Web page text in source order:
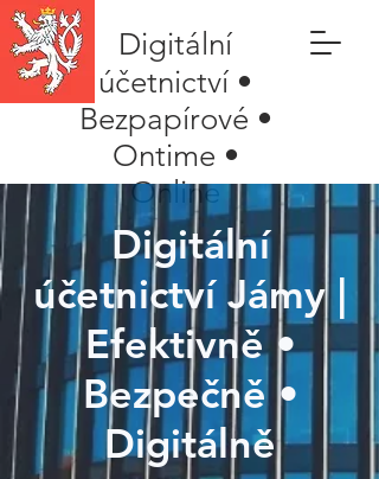
Digitální
účetnictví •
Bezpapírové •
Ontime •
Online
Digitální
účetnictví Jámy |
Efektivně •
Bezpečně •
Digitálně